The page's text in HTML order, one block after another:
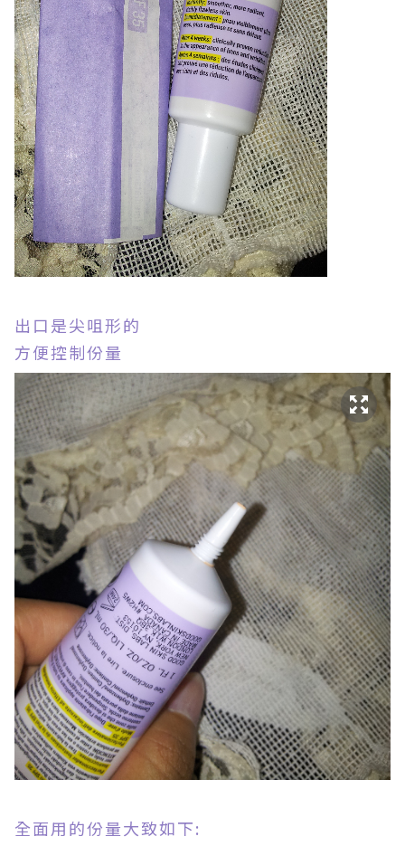
出口是尖咀形的
方便控制份量
全面用的份量大致如下: